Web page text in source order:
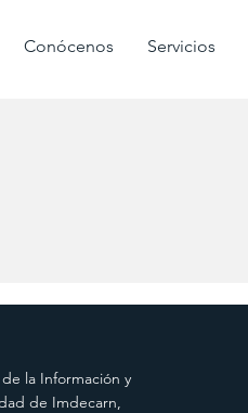
Conócenos Servicios
la Información y
de Imdecarn,